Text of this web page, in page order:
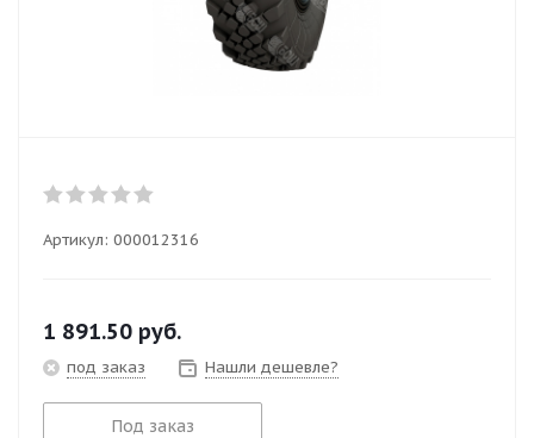
Артикул: 000012316
1 891.50 руб.
под заказ Нашли дешевле?
Под заказ